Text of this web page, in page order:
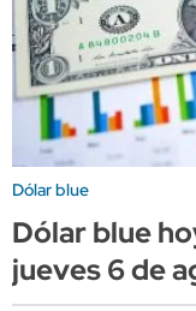
Dólar blue
Dólar blue
jueves 6 de